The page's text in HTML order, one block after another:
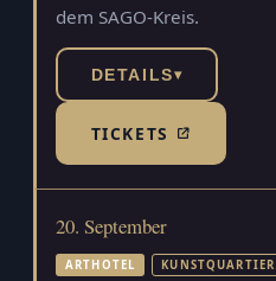
dem SAGO-Kreis.
DETAILS▾
TICKETS
20. September
ARTHOTEL KUNSTQUARTIER